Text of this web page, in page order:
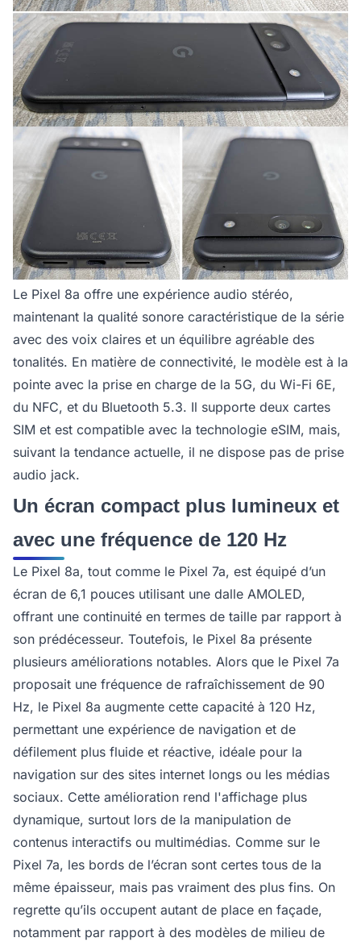
Le Pixel 8a offre une expérience audio stéréo,
maintenant la qualité sonore caractéristique de la série
avec des voix claires et un équilibre agréable des
tonalités. En matière de connectivité, le modèle est à la
pointe avec la prise en charge de la 5G, du Wi-Fi 6E,
du NFC, et du Bluetooth 5.3. Il supporte deux cartes
SIM et est compatible avec la technologie eSIM, mais,
suivant la tendance actuelle, il ne dispose pas de prise
audio jack.
Un écran compact plus lumineux et
avec une fréquence de 120 Hz
Le Pixel 8a, tout comme le Pixel 7a, est équipé d’un
écran de 6,1 pouces utilisant une dalle AMOLED,
offrant une continuité en termes de taille par rapport à
son prédécesseur. Toutefois, le Pixel 8a présente
plusieurs améliorations notables. Alors que le Pixel 7a
proposait une fréquence de rafraîchissement de 90
Hz, le Pixel 8a augmente cette capacité à 120 Hz,
permettant une expérience de navigation et de
défilement plus fluide et réactive, idéale pour la
navigation sur des sites internet longs ou les médias
sociaux. Cette amélioration rend l'affichage plus
dynamique, surtout lors de la manipulation de
contenus interactifs ou multimédias. Comme sur le
Pixel 7a, les bords de l’écran sont certes tous de la
même épaisseur, mais pas vraiment des plus fins. On
regrette qu’ils occupent autant de place en façade,
notamment par rapport à des modèles de milieu de